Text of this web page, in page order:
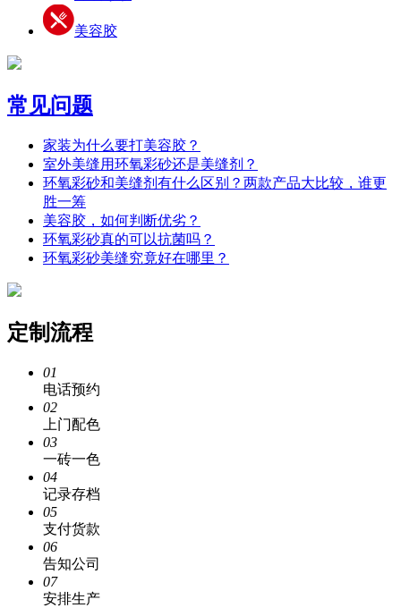
美容胶
常见问题
家装为什么要打美容胶？
室外美缝用环氧彩砂还是美缝剂？
环氧彩砂和美缝剂有什么区别？两款产品大比较，谁更
胜一筹
美容胶，如何判断优劣？
环氧彩砂真的可以抗菌吗？
环氧彩砂美缝究竟好在哪里？
定制流程
01
电话预约
02
上门配色
03
一砖一色
04
记录存档
05
支付货款
06
告知公司
07
安排生产